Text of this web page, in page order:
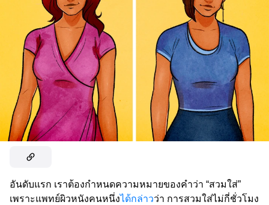
อันดับแรก เราต้องกำหนดความหมายของคำว่า “สวมใส่”
เพราะแพทย์ผิวหนังคนหนึ่งได้กล่าวว่า การสวมใส่ไม่กี่ชั่วโมง